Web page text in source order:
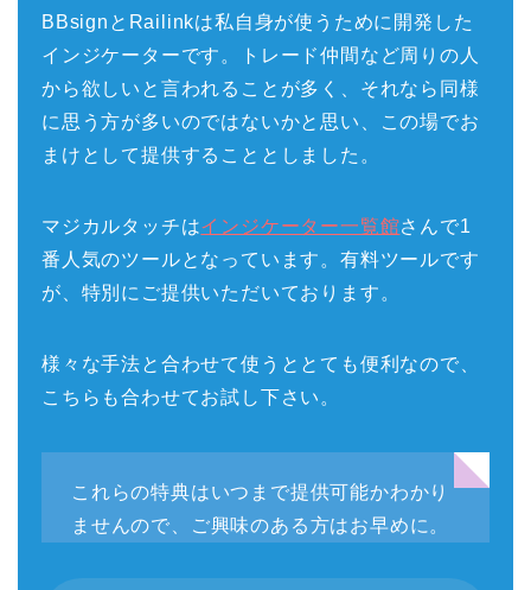
BBsignとRailinkは私自身が使うために開発した
インジケーターです。トレード仲間など周りの人
から欲しいと言われることが多く、それなら同様
に思う方が多いのではないかと思い、この場でお
まけとして提供することとしました。
マジカルタッチはインジケーター一覧館さんで1
番人気のツールとなっています。有料ツールです
が、特別にご提供いただいております。
様々な手法と合わせて使うととても便利なので、
こちらも合わせてお試し下さい。
これらの特典はいつまで提供可能かわかり
ませんので、ご興味のある方はお早めに。